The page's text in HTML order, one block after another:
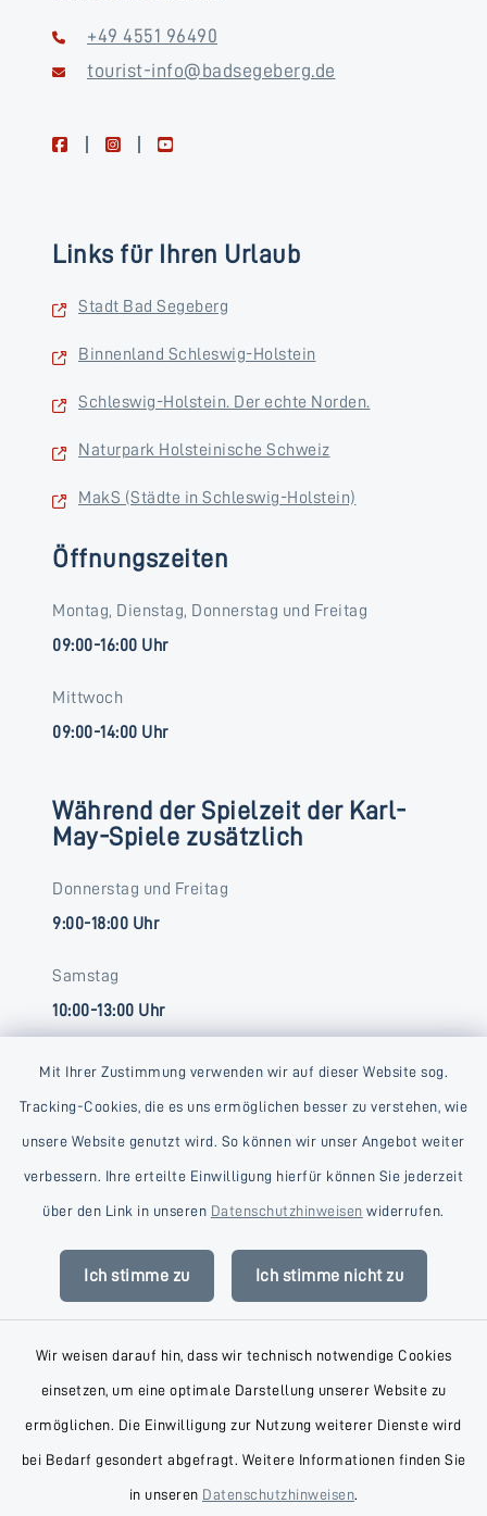
Mit Ihrer Zustimmung verwenden wir auf dieser Website sog.
Tracking-Cookies, die es uns ermöglichen besser zu verstehen, wie
unsere Website genutzt wird. So können wir unser Angebot weiter
verbessern. Ihre erteilte Einwilligung hierfür können Sie jederzeit
über den Link in unseren Datenschutzhinweisen widerrufen.
Ich stimme zu Ich stimme nicht zu
Wir weisen darauf hin, dass wir technisch notwendige Cookies
einsetzen, um eine optimale Darstellung unserer Website zu
ermöglichen. Die Einwilligung zur Nutzung weiterer Dienste wird
bei Bedarf gesondert abgefragt. Weitere Informationen finden Sie
in unseren Datenschutzhinweisen.
+49 4551 96490
tourist-info@badsegeberg.de
facebookinstagramyoutube
Links für Ihren Urlaub
Stadt Bad Segeberg
Binnenland Schleswig-Holstein
Schleswig-Holstein. Der echte Norden.
Naturpark Holsteinische Schweiz
MakS (Städte in Schleswig-Holstein)
Öffnungszeiten
Montag, Dienstag, Donnerstag und Freitag
09:00-16:00 Uhr
Mittwoch
09:00-14:00 Uhr
Während der Spielzeit der Karl-
May-Spiele zusätzlich
Donnerstag und Freitag
9:00-18:00 Uhr
Samstag
10:00-13:00 Uhr
Kontakt
Datenschutz
Impressum
Sitemap